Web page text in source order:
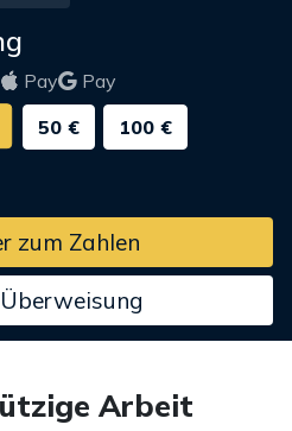
Pay
Pay
50 € 100 €
zum Zahlen
Arbeit